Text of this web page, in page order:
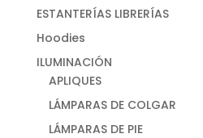
ESTANTERÍAS LIBRERÍAS
Hoodies
ILUMINACIÓN
APLIQUES
LÁMPARAS DE COLGAR
LÁMPARAS DE PIE